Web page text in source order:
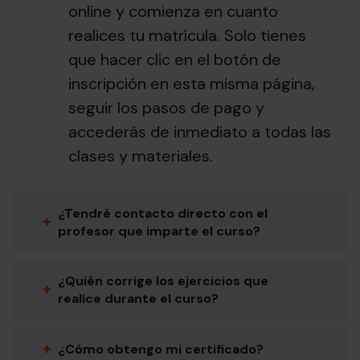
online y comienza en cuanto
realices tu matrícula. Solo tienes
que hacer clic en el botón de
inscripción en esta misma página,
seguir los pasos de pago y
accederás de inmediato a todas las
clases y materiales.
+ ¿Tendré contacto directo con el
profesor que imparte el curso?
+ ¿Quién corrige los ejercicios que
realice durante el curso?
+ ¿Cómo obtengo mi certificado?